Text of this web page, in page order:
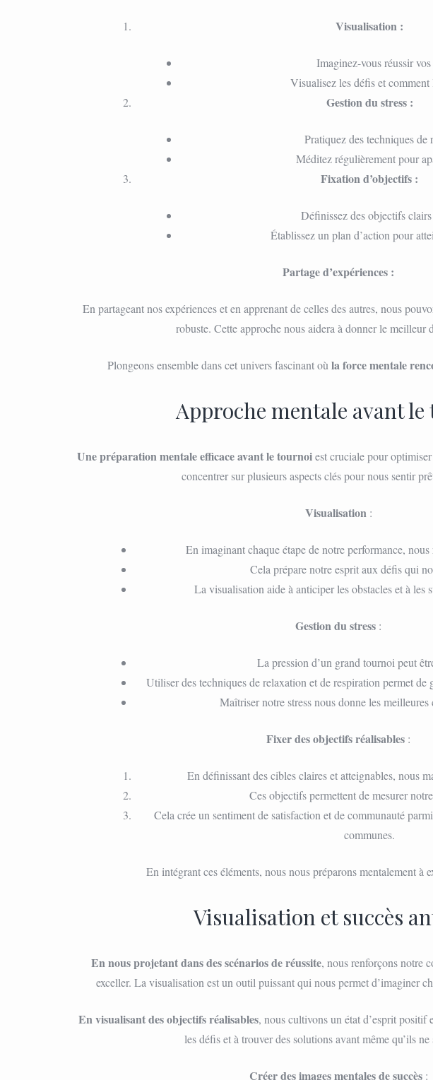
Visualisation :
Imaginez-vous réussir
Visualisez les défis et comment
Gestion du stress :
Pratiquez des techniques de
Méditez régulièrement pour
Fixation d’objectifs :
Définissez des objectifs
Établissez un plan d’action pour
Partage d’expériences :
En partageant nos expériences et en apprenant de celles des autres, nous
robuste. Cette approche nous aidera à donner le meilleur
Plongeons ensemble dans cet univers fascinant oùla force mentale
Approche mentale avant
Une préparation mentale efficace avant le tournoiest cruciale pour
concentrer sur plusieurs aspects clés pour nous sentir
Visualisation:
En imaginant chaque étape de notre performance,
Cela prépare notre esprit aux défis qui
La visualisation aide à anticiper les obstacles et à les
Gestion du stress :
La pression d’un grand tournoi peut
Utiliser des techniques de relaxation et de respiration permet de
Maîtriser notre stress nous donne les meilleures
Fixer des objectifs réalisables :
En définissant des cibles claires et atteignables, nous
Ces objectifs permettent de mesurer
Cela crée un sentiment de satisfaction et de communauté
communes.
En intégrant ces éléments, nous nous préparons mentalement à
Visualisation et succès
En nous projetant dans des scénarios de réussite, nous renforçons notre
exceller. La visualisation est un outil puissant qui nous permet d’imaginer
En visualisant des objectifs réalisables, nous cultivons un état d’esprit
les défis et à trouver des solutions avant même qu’ils ne
Créer des images mentales de succès: